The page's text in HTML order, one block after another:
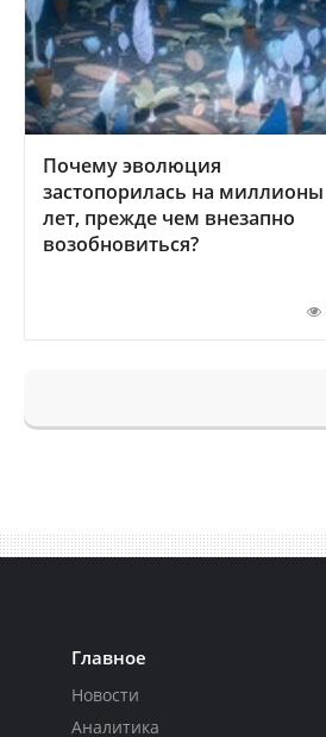
Почему эволюция
застопорилась на миллионы
лет, прежде чем внезапно
возобновиться?
Главное
Новости
Аналитика